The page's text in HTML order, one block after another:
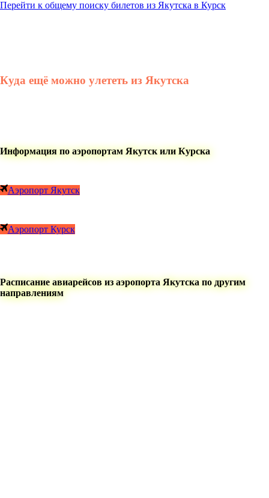
Перейти к общему поиску билетов из Якутска в Курск
Куда ещё можно улететь из Якутска
Информация по аэропортам Якутск или Курска
Аэропорт Якутск
Аэропорт Курск
Расписание авиарейсов из аэропорта Якутска по другим
направлениям